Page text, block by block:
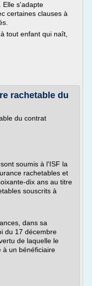
Elle s'adapte
certaines clauses à
tout enfant qui naît,
rachetable du
du contrat
soumis à l'ISF la
rachetables et
dix ans au titre
souscrits à
dans sa
du 17 décembre
de laquelle le
à un bénéficiaire